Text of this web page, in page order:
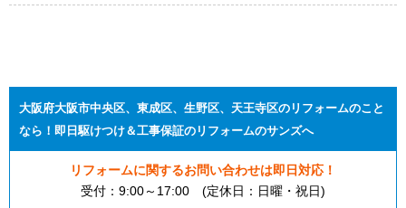
大阪府大阪市中央区、東成区、生野区、天王寺区のリフォームのこと
なら！即日駆けつけ＆工事保証のリフォームのサンズへ
リフォームに関するお問い合わせは即日対応！
受付：9:00～17:00 (定休日：日曜・祝日)